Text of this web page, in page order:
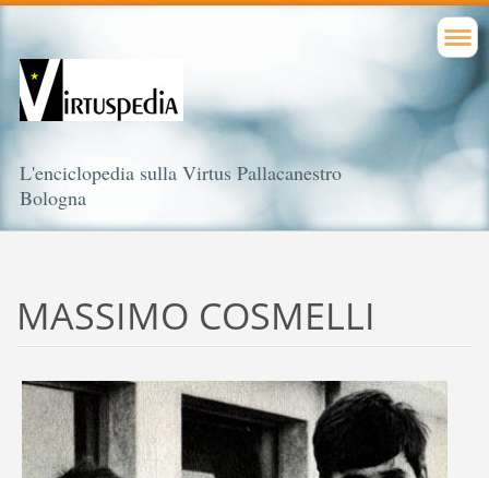
L'enciclopedia sulla Virtus Pallacanestro
Bologna
MASSIMO COSMELLI